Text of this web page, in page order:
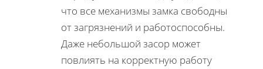
что все механизмы замка свободны
от загрязнений и работоспособны.
Даже небольшой засор может
повлиять на корректную работу